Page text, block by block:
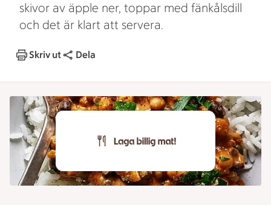
skivor av äpple ner, toppar med fänkålsdill
och det är klart att servera.
Skriv ut Dela